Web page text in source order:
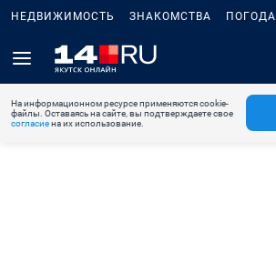
НЕДВИЖИМОСТЬ ЗНАКОМСТВА ПОГОДА
На информационном ресурсе применяются cookie-
файлы. Оставаясь на сайте, вы подтверждаете свое
согласиена их использование.